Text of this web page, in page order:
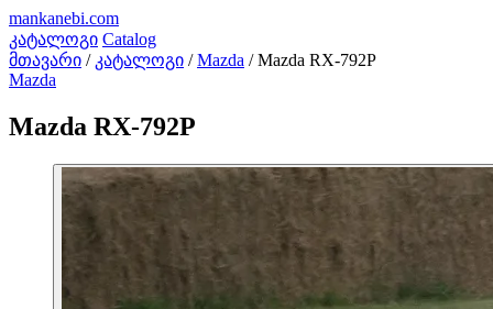
mankanebi.com
კატალოგი Catalog
მთავარი / კატალოგი / Mazda / Mazda RX-792P
Mazda
Mazda RX-792P